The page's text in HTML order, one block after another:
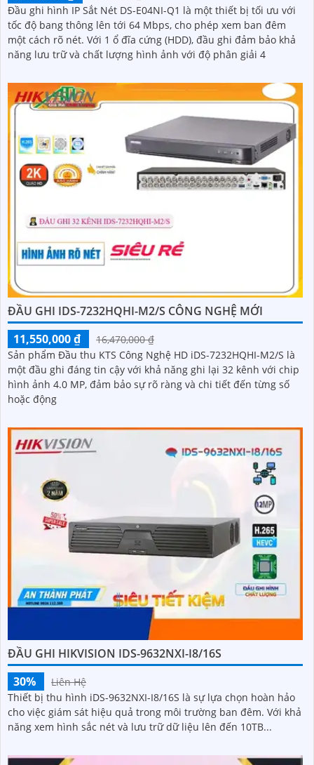
Đầu ghi hình IP Sắt Nét DS-E04NI-Q1 là một thiết bị tối ưu với
tốc độ bang thông lên tới 64 Mbps, cho phép xem ban đêm
một cách rõ nét. Với 1 ổ đĩa cứng (HDD), đầu ghi đảm bảo khả
năng lưu trữ và chất lượng hình ảnh với độ phân giải 4
ĐẦU GHI IDS-7232HQHI-M2/S CÔNG NGHỆ MỚI
11,550,000 ₫
16,470,000 ₫
Sản phẩm Đầu thu KTS Công Nghệ HD iDS-7232HQHI-M2/S là
một đầu ghi đáng tin cậy với khả năng ghi lại 32 kênh với chip
hình ảnh 4.0 MP, đảm bảo sự rõ ràng và chi tiết đến từng số
hoặc động
ĐẦU GHI HIKVISION IDS-9632NXI-I8/16S
30%
Liên Hệ
Thiết bị thu hình iDS-9632NXI-I8/16S là sự lựa chọn hoàn hảo
cho việc giám sát hiệu quả trong môi trường ban đêm. Với khả
năng xem hình sắc nét và lưu trữ dữ liệu lên đến 10TB...